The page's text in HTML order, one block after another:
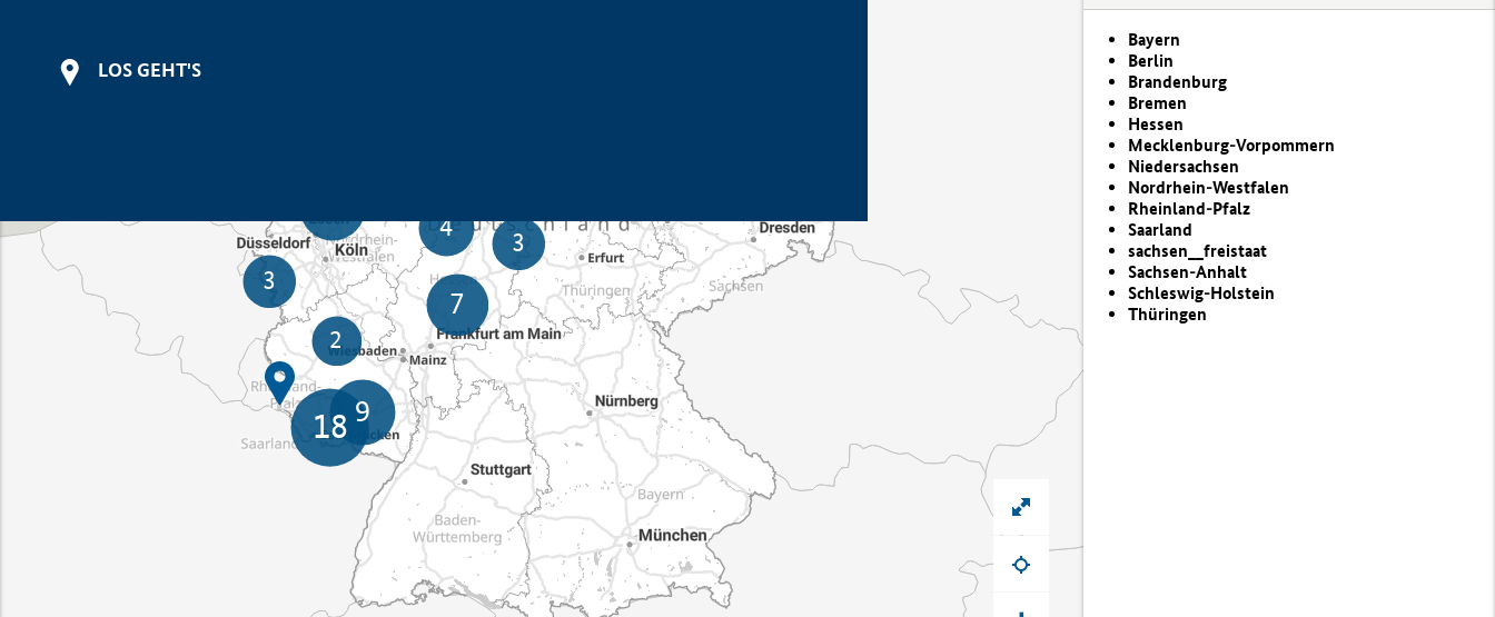
Bayern
Berlin
Brandenburg
Bremen
Hessen
Mecklenburg-Vorpommern
Niedersachsen
Nordrhein-Westfalen
Rheinland-Pfalz
Saarland
sachsen__freistaat
Sachsen-Anhalt
Schleswig-Holstein
Thüringen
LOS GEHT'S